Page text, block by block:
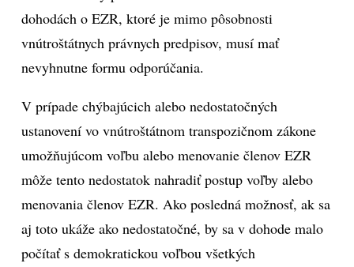
dohodách o EZR, ktoré je mimo pôsobnosti
vnútroštátnych právnych predpisov, musí mať
nevyhnutne formu odporúčania.
V prípade chýbajúcich alebo nedostatočných
ustanovení vo vnútroštátnom transpozičnom zákone
umožňujúcom voľbu alebo menovanie členov EZR
môže tento nedostatok nahradiť postup voľby alebo
menovania členov EZR. Ako posledná možnosť, ak sa
aj toto ukáže ako nedostatočné, by sa v dohode malo
počítať s demokratickou voľbou všetkých